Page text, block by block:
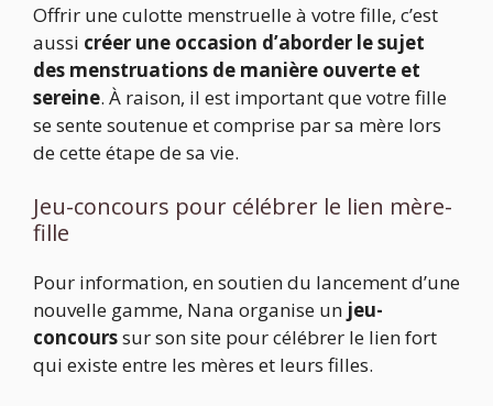
Offrir une culotte menstruelle à votre fille, c’est
aussi créer une occasion d’aborder le sujet
des menstruations de manière ouverte et
sereine. À raison, il est important que votre fille
se sente soutenue et comprise par sa mère lors
de cette étape de sa vie.
Jeu-concours pour célébrer le lien mère-
fille
Pour information, en soutien du lancement d’une
nouvelle gamme, Nana organise un jeu-
concourssur son site pour célébrer le lien fort
qui existe entre les mères et leurs filles.